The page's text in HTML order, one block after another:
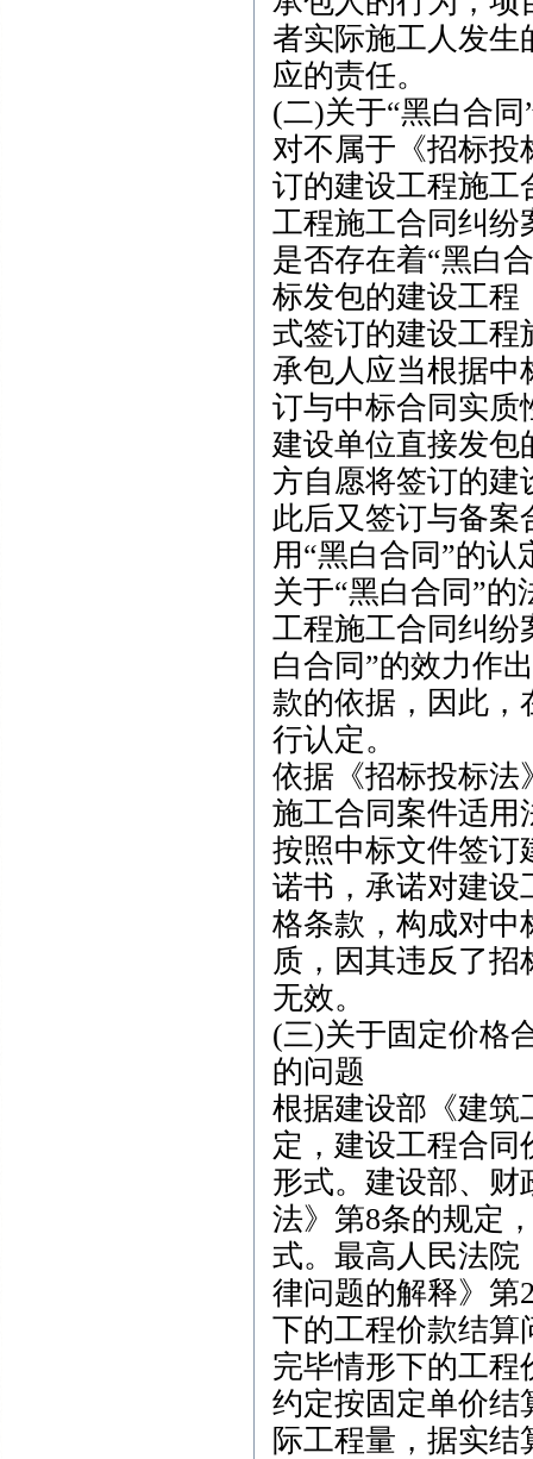
者实际施工人发生
应的责任。
(二)关于“黑白合
对不属于《招标投
订的建设工程施工
工程施工合同纠纷
是否存在着“黑白
标发包的建设工程
式签订的建设工程
承包人应当根据中
订与中标合同实质
建设单位直接发包
方自愿将签订的建
此后又签订与备
用“黑白合同”的认
关于“黑白合同”
工程施工合同纠纷
白合同”的效力作
款的依据，因此，
行认定。
依据《招标投标法
施工合同案件适用
按照中标文件签订
诺书，承诺对建设
格条款，构成对中
质，因其违反了
无效。
(三)关于固定价格
的问题
根据建设部《建筑
定，建设工程合
形式。建设部、财
法》第8条的规定
式。最高人民法院
律问题的解释》第
下的工程价款结算
完毕情形下的工程
约定按固定单价结
际工程量，据实